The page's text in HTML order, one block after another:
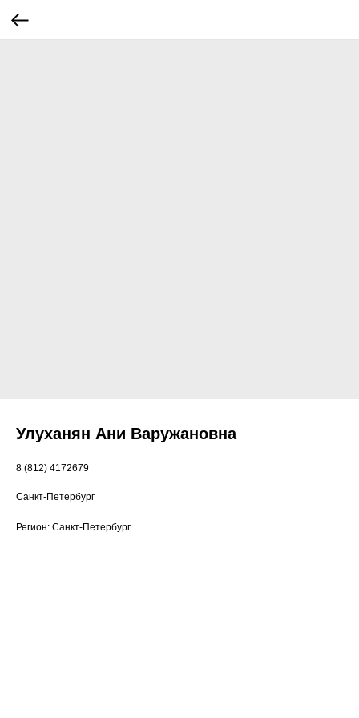
Улуханян Ани Варужановна
8 (812) 4172679
Санкт-Петербург
Регион: Санкт-Петербург